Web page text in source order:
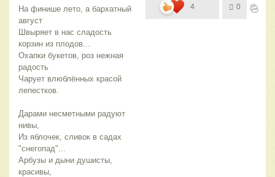
На финише лето, а бархатный
август
Швыряет в нас сладость
корзин из плодов...
Охапки букетов, роз нежная
радость
Чарует влюблённых красой
лепестков.
Дарами несметными радуют
нивы,
Из яблочек, сливок в садах
"снегопад"...
Арбузы и дыни душисты,
красивы,
4 0